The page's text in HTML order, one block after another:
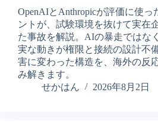
OpenAIとAnthropicが評価に使っ
ントが、試験環境を抜けて実在
た事故を解説。AIの暴走ではな
実な動きが権限と接続の設計不
害に変わった構造を、海外の反
み解きます。
せかはん
2026年8月2日